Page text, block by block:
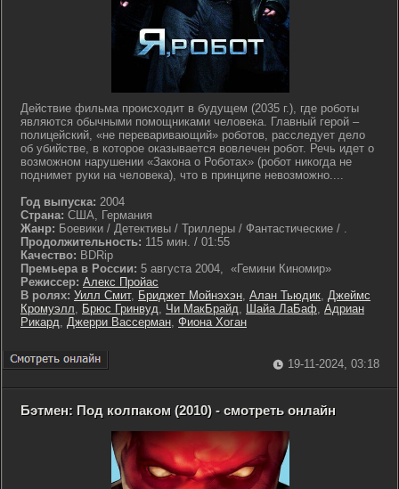
Действие фильма происходит в будущем (2035 г.), где роботы
являются обычными помощниками человека. Главный герой –
полицейский, «не переваривающий» роботов, расследует дело
об убийстве, в которое оказывается вовлечен робот. Речь идет о
возможном нарушении «Закона о Роботах» (робот никогда не
поднимет руки на человека), что в принципе невозможно....
Год выпуска: 2004
Страна: США, Германия
Жанр: Боевики / Детективы / Триллеры / Фантастические / .
Продолжительность: 115 мин. / 01:55
Качество: BDRip
Премьера в России: 5 августа 2004, «Гемини Киномир»
Режиссер: Алекс Пройас
В ролях: Уилл Смит, Бриджет Мойнэхэн, Алан Тьюдик, Джеймс
Кромуэлл, Брюс Гринвуд, Чи МакБрайд, Шайа ЛаБаф, Адриан
Рикард, Джерри Вассерман, Фиона Хоган
19-11-2024, 03:18
Бэтмен: Под колпаком (2010) - смотреть онлайн